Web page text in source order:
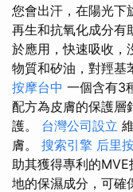
您會出汗，在陽光下
再生和抗氧化成分有
於應用，快速吸收，
物質和矽油，對羥基
按摩台中 一個含有3
配方為皮膚的保護層
護。 台灣公司設立
膚。 搜索引擎 后里
助其獲得專利的
地的保濕成分，可確